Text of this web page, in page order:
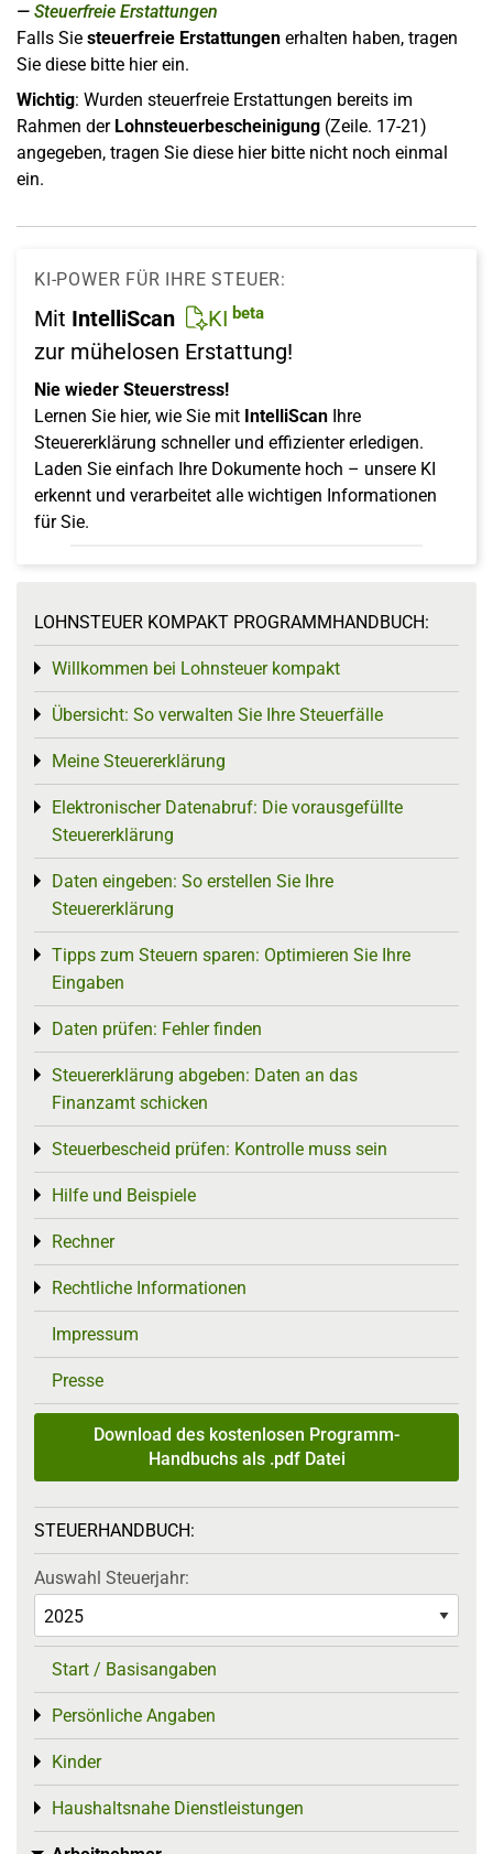
Steuerfreie Erstattungen
Falls Sie steuerfreie Erstattungen erhalten haben, tragen
Sie diese bitte hier ein.
Wichtig: Wurden steuerfreie Erstattungen bereits im
Rahmen der Lohnsteuerbescheinigung (Zeile. 17-21)
angegeben, tragen Sie diese hier bitte nicht noch einmal
ein.
KI-POWER FÜR IHRE STEUER:
Mit IntelliScan KI beta
zur mühelosen Erstattung!
Nie wieder Steuerstress!
Lernen Sie hier, wie Sie mit IntelliScan Ihre
Steuererklärung schneller und effizienter erledigen.
Laden Sie einfach Ihre Dokumente hoch – unsere KI
erkennt und verarbeitet alle wichtigen Informationen
für Sie.
LOHNSTEUER KOMPAKT PROGRAMMHANDBUCH:
Willkommen bei Lohnsteuer kompakt
Toggle menu
Übersicht: So verwalten Sie Ihre Steuerfälle
Toggle menu
Meine Steuererklärung
Toggle menu
Elektronischer Datenabruf: Die vorausgefüllte
Steuererklärung
Toggle menu
Daten eingeben: So erstellen Sie Ihre
Steuererklärung
Toggle menu
Tipps zum Steuern sparen: Optimieren Sie Ihre
Eingaben
Toggle menu
Daten prüfen: Fehler finden
Toggle menu
Steuererklärung abgeben: Daten an das
Finanzamt schicken
Toggle menu
Steuerbescheid prüfen: Kontrolle muss sein
Toggle menu
Hilfe und Beispiele
Toggle menu
Rechner
Toggle menu
Rechtliche Informationen
Toggle menu
Impressum
Presse
Download des kostenlosen Programm-
Handbuchs als .pdf Datei
STEUERHANDBUCH:
Auswahl Steuerjahr:
Start / Basisangaben
Persönliche Angaben
Toggle menu
Kinder
Toggle menu
Haushaltsnahe Dienstleistungen
Toggle menu